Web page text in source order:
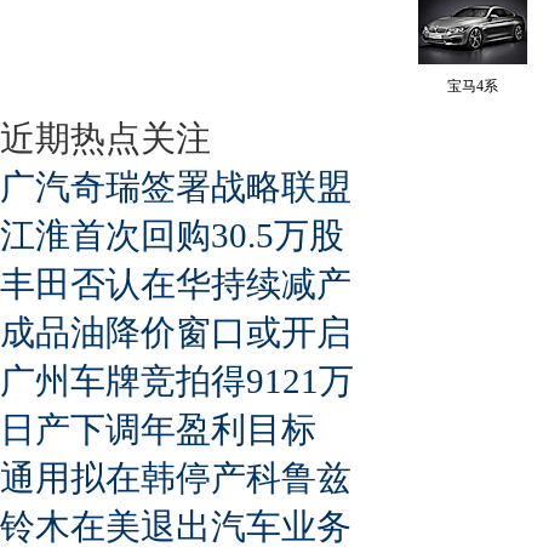
宝马4系
近期热点关注
广汽奇瑞签署战略联盟
江淮首次回购30.5万股
丰田否认在华持续减产
成品油降价窗口或开启
广州车牌竞拍得9121万
日产下调年盈利目标
通用拟在韩停产科鲁兹
铃木在美退出汽车业务